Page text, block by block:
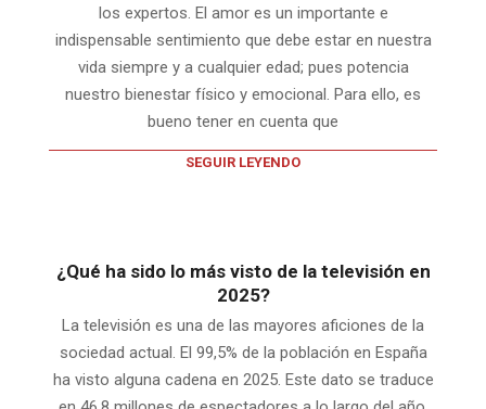
los expertos. El amor es un importante e
indispensable sentimiento que debe estar en nuestra
vida siempre y a cualquier edad; pues potencia
nuestro bienestar físico y emocional. Para ello, es
bueno tener en cuenta que
SEGUIR LEYENDO
¿Qué ha sido lo más visto de la televisión en
2025?
La televisión es una de las mayores aficiones de la
sociedad actual. El 99,5% de la población en España
ha visto alguna cadena en 2025. Este dato se traduce